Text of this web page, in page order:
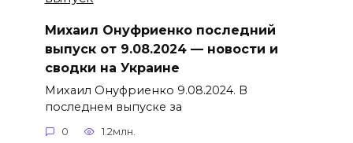
Михаил Онуфриенко последний
выпуск от 9.08.2024 — новости и
сводки на Украине
Михаил Онуфриенко 9.08.2024. В
последнем выпуске за
0 1.2млн.